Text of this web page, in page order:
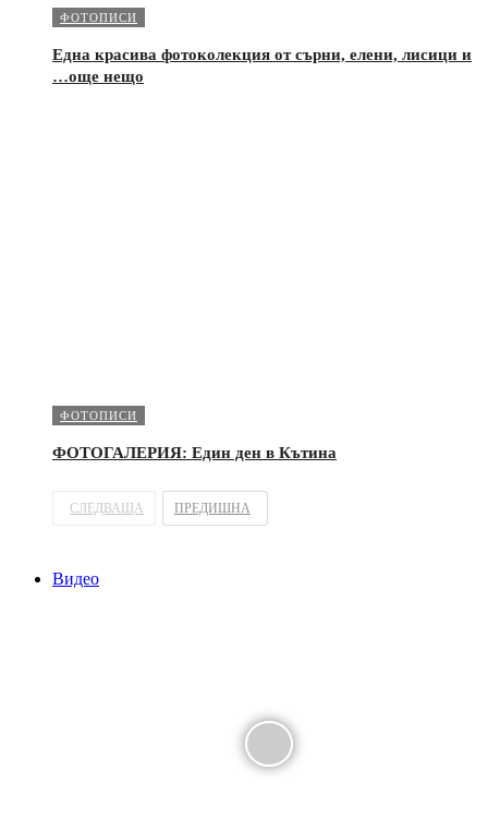
ФОТОПИСИ
Една красива фотоколекция от сърни, елени, лисици и
…още нещо
ФОТОПИСИ
ФОТОГАЛЕРИЯ: Един ден в Кътина
СЛЕДВАЩА ПРЕДИШНА
Видео